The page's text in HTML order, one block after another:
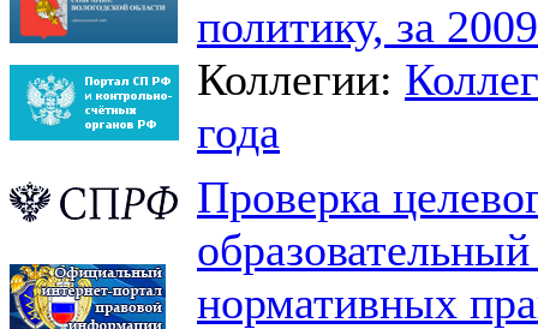
политику, за
Коллегии:
года
Проверка
нормативных